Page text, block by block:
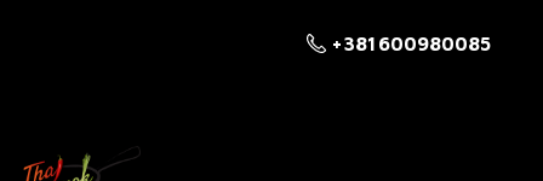
+381 600980085